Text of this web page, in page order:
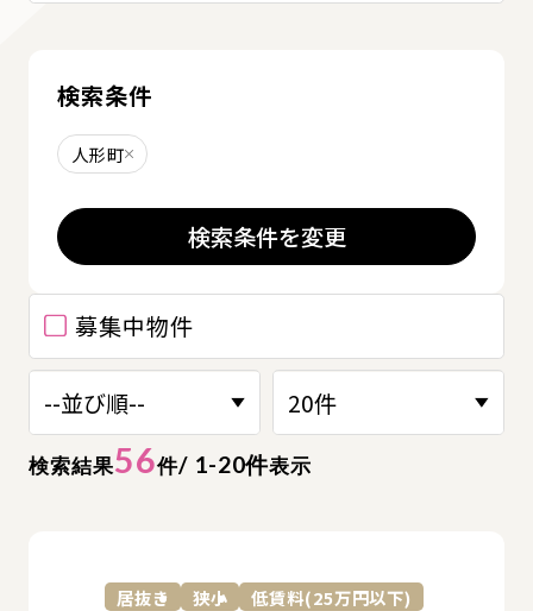
検索結果56件/ 1-20件表示
募集中物件
居抜き 狭小 低賃料(25万円以下)
検索条件
人形町削除する
検索条件を変更